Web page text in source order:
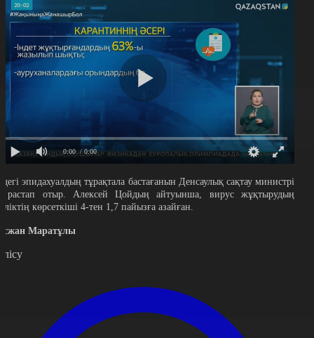
0:00 / 0:00
эпидахуалдың тұрақтала бастағанын Денсаулық сақтау министрі
растап отыр. Алексей Цойдың айтуынша, вирус жұқтырудың
көрсеткіші 4-тен 1,7 пайызға азайған.
Маратұлы